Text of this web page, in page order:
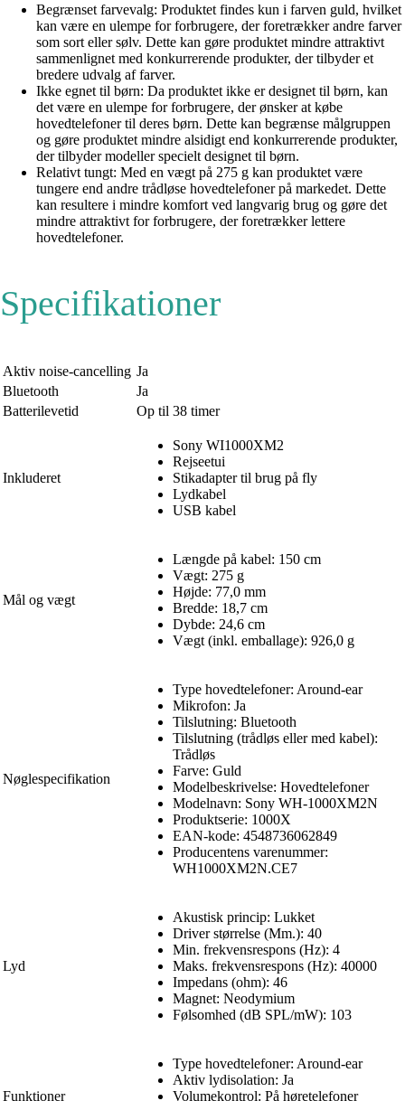
Begrænset farvevalg: Produktet findes kun i farven guld, hvilket
kan være en ulempe for forbrugere, der foretrækker andre farver
som sort eller sølv. Dette kan gøre produktet mindre attraktivt
sammenlignet med konkurrerende produkter, der tilbyder et
bredere udvalg af farver.
Ikke egnet til børn: Da produktet ikke er designet til børn, kan
det være en ulempe for forbrugere, der ønsker at købe
hovedtelefoner til deres børn. Dette kan begrænse målgruppen
og gøre produktet mindre alsidigt end konkurrerende produkter,
der tilbyder modeller specielt designet til børn.
Relativt tungt: Med en vægt på 275 g kan produktet være
tungere end andre trådløse hovedtelefoner på markedet. Dette
kan resultere i mindre komfort ved langvarig brug og gøre det
mindre attraktivt for forbrugere, der foretrækker lettere
hovedtelefoner.
Specifikationer
Aktiv noise-cancelling Ja
Bluetooth
Ja
Batterilevetid
Op til 38 timer
Inkluderet
Sony WI1000XM2
Rejseetui
Stikadapter til brug på fly
Lydkabel
USB kabel
Mål og vægt
Længde på kabel: 150 cm
Vægt: 275 g
Højde: 77,0 mm
Bredde: 18,7 cm
Dybde: 24,6 cm
Vægt (inkl. emballage): 926,0 g
Nøglespecifikation
Type hovedtelefoner: Around-ear
Mikrofon: Ja
Tilslutning: Bluetooth
Tilslutning (trådløs eller med kabel):
Trådløs
Farve: Guld
Modelbeskrivelse: Hovedtelefoner
Modelnavn: Sony WH-1000XM2N
Produktserie: 1000X
EAN-kode: 4548736062849
Producentens varenummer:
WH1000XM2N.CE7
Lyd
Akustisk princip: Lukket
Driver størrelse (Mm.): 40
Min. frekvensrespons (Hz): 4
Maks. frekvensrespons (Hz): 40000
Impedans (ohm): 46
Magnet: Neodymium
Følsomhed (dB SPL/mW): 103
Funktioner
Type hovedtelefoner: Around-ear
Aktiv lydisolation: Ja
Volumekontrol: På høretelefoner